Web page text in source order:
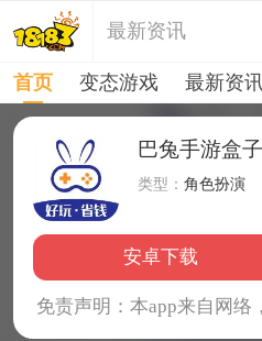
最新资讯
首页 变态游戏 最新资
巴兔手游盒子
类型：角色扮演
安卓下载
免责声明：本app来自网络